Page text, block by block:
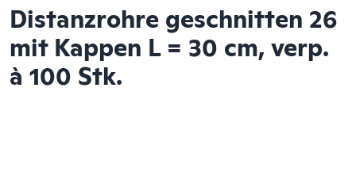
Distanzrohre geschnitten 26
mit Kappen L = 30 cm, verp.
à 100 Stk.